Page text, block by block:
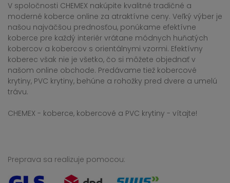
V spoločnosti CHEMEX nakúpite kvalitné tradičné a
moderné koberce online za atraktívne ceny. Veľký výber je
našou najväčšou prednosťou, ponúkame efektívne
koberce pre každý interiér vrátane módnych huňatých
kobercov a kobercov s orientálnymi vzormi. Efektívny
koberec však nie je všetko, čo si môžete objednať v
našom online obchode. Predávame tiež kobercové
krytiny, PVC krytiny, behúne a rohožky pred dvere a umelú
trávu.
CHEMEX - koberce, kobercové a PVC krytiny - vítajte!
Preprava sa realizuje pomocou: